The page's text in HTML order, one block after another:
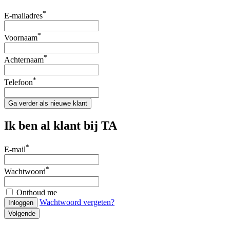
E-mailadres*
Voornaam*
Achternaam*
Telefoon*
Ga verder als nieuwe klant
Ik ben al klant bij TA
E-mail*
Wachtwoord*
Onthoud me
Inloggen Wachtwoord vergeten?
Volgende